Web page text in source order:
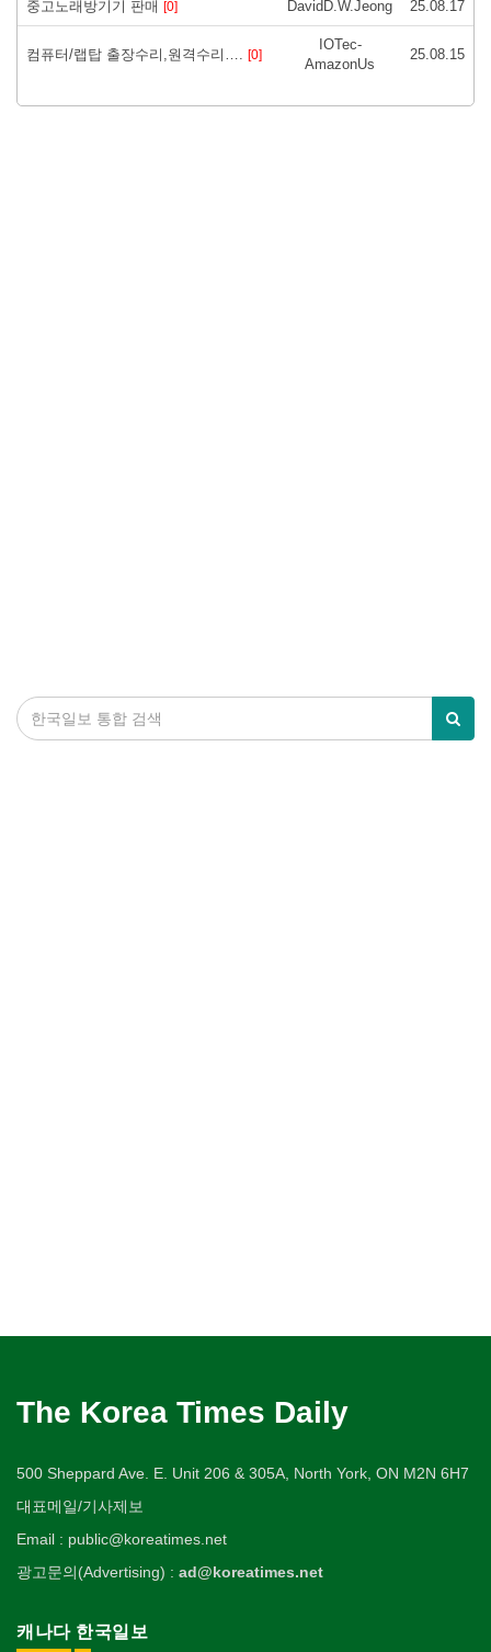
중고노래방기기 판매 [0] DavidD.W.Jeong 25.08.17
컴퓨터/랩탑 출장수리,원격수리…. [0]
IOTec-
AmazonUs
25.08.15
The Korea Times Daily
500 Sheppard Ave. E. Unit 206 & 305A, North York, ON M2N 6H7
대표메일/기사제보
Email : public@koreatimes.net
광고문의(Advertising) : ad@koreatimes.net
캐나다 한국일보